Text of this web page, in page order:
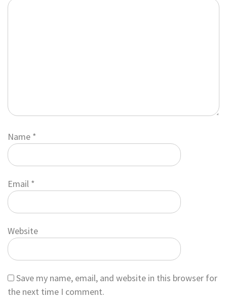
Name *
Email *
Website
Save my name, email, and website in this browser for
the next time I comment.